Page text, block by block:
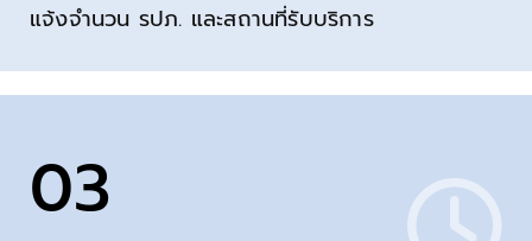
แจ้งจำนวน รปภ. และสถานที่รับบริการ
03